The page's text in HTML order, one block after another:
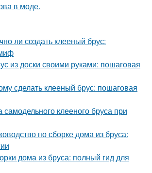
в моде.
ли создать клееный брус:
из доски своими руками: пошаговая
сделать клееный брус: пошаговая
клееного бруса при
по сборке дома из бруса:
дома из бруса: полный гид для